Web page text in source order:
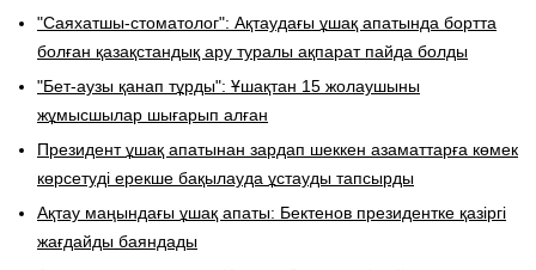
"Саяхатшы-стоматолог": Ақтаудағы ұшақ апатында бортта
болған қазақстандық ару туралы ақпарат пайда болды
"Бет-аузы қанап тұрды": Ұшақтан 15 жолаушыны
жұмысшылар шығарып алған
Президент ұшақ апатынан зардап шеккен азаматтарға көмек
көрсетуді ерекше бақылауда ұстауды тапсырды
Ақтау маңындағы ұшақ апаты: Бектенов президентке қазіргі
жағдайды баяндады